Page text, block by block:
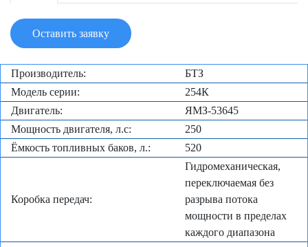
Оставить заявку
Производитель:
БТЗ
Модель серии:
254К
Двигатель:
ЯМЗ-53645
Мощность двигателя, л.с:
250
Ёмкость топливных баков, л.:
520
Коробка передач:
Гидромеханическая,
переключаемая без
разрыва потока
мощности в пределах
каждого диапазона